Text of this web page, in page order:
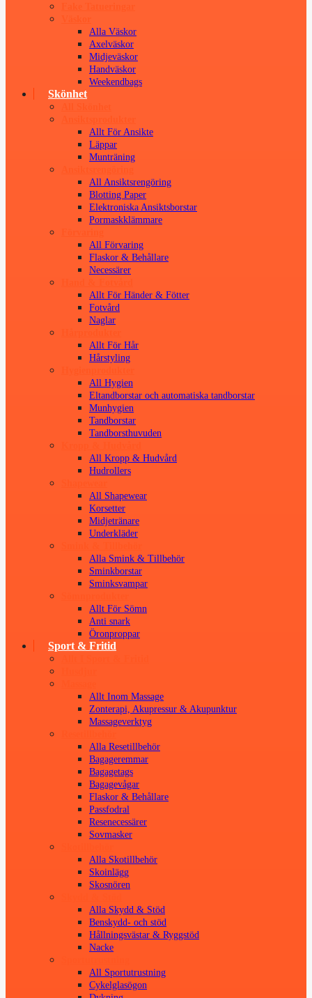
Alla Väskor
Axelväskor
Midjeväskor
Handväskor
Weekendbags
Skönhet
Allt För Ansikte
Läppar
Munträning
All Ansiktsrengöring
Blotting Paper
Elektroniska Ansiktsborstar
Pormaskklämmare
All Förvaring
Flaskor & Behållare
Necessärer
Allt För Händer & Fötter
Fotvård
Naglar
Allt För Hår
Hårstyling
All Hygien
Eltandborstar och automatiska tandborstar
Munhygien
Tandborstar
Tandborsthuvuden
All Kropp & Hudvård
Hudrollers
All Shapewear
Korsetter
Midjetränare
Underkläder
Alla Smink & Tillbehör
Sminkborstar
Sminksvampar
Allt För Sömn
Anti snark
Öronproppar
Sport & Fritid
Allt Inom Massage
Zonterapi, Akupressur & Akupunktur
Massageverktyg
Alla Resetillbehör
Bagageremmar
Bagagetags
Bagagevågar
Flaskor & Behållare
Passfodral
Resenecessärer
Sovmasker
Alla Skotillbehör
Skoinlägg
Skosnören
Alla Skydd & Stöd
Benskydd- och stöd
Hållningsvästar & Ryggstöd
Nacke
All Sportutrustning
Cykelglasögon